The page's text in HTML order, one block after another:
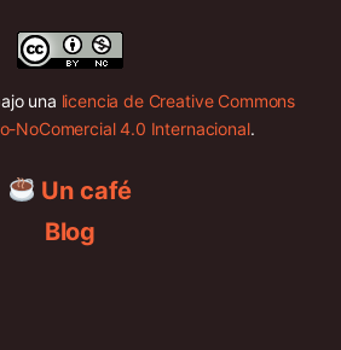
una licencia de Creative Commons
NoComercial 4.0 Internacional.
Un café
Blog